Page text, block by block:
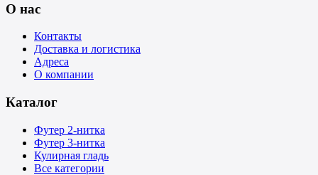
О нас
Контакты
Доставка и логистика
Адреса
О компании
Каталог
Футер 2-нитка
Футер 3-нитка
Кулирная гладь
Все категории